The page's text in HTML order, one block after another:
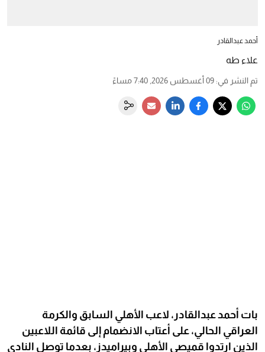
أحمد عبدالقادر
علاء طه
تم النشر في: 09 أغسطس 2026, 7:40 مساءً
بات أحمد عبدالقادر، لاعب الأهلي السابق والكرمة
العراقي الحالي، على أعتاب الانضمام إلى قائمة اللاعبين
الذين ارتدوا قميصي الأهلي وبيراميدز، بعدما توصل النادي